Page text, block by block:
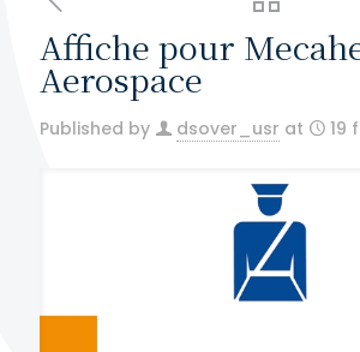
Affiche pour
Aerospace
Published by dsover_usr at 19